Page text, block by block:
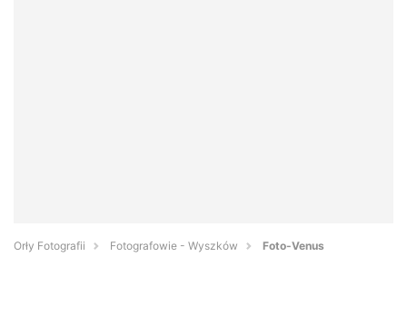
Orły Fotografii Fotografowie - Wyszków Foto-Venus